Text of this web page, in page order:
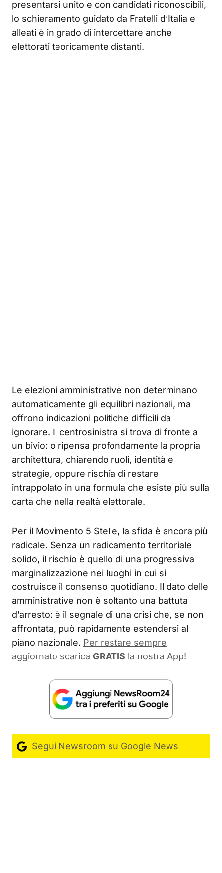
presentarsi unito e con candidati riconoscibili,
lo schieramento guidato da Fratelli d’Italia e
alleati è in grado di intercettare anche
elettorati teoricamente distanti.
Le elezioni amministrative non determinano
automaticamente gli equilibri nazionali, ma
offrono indicazioni politiche difficili da
ignorare. Il centrosinistra si trova di fronte a
un bivio: o ripensa profondamente la propria
architettura, chiarendo ruoli, identità e
strategie, oppure rischia di restare
intrappolato in una formula che esiste più sulla
carta che nella realtà elettorale.
Per il Movimento 5 Stelle, la sfida è ancora più
radicale. Senza un radicamento territoriale
solido, il rischio è quello di una progressiva
marginalizzazione nei luoghi in cui si
costruisce il consenso quotidiano. Il dato delle
amministrative non è soltanto una battuta
d’arresto: è il segnale di una crisi che, se non
affrontata, può rapidamente estendersi al
piano nazionale. Per restare sempre
aggiornato scarica GRATIS la nostra App!
Segui Newsroom su Google News